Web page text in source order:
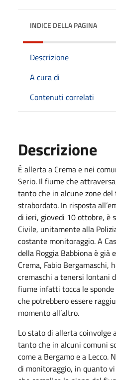
INDICE DELLA PAGINA
Descrizione
A cura di
Contenuti correlati
Descrizione
È allerta a Crema e nei
Serio. Il fiume che
tanto che in alcune zone
strabordato. In risposta
di ieri, giovedi 10 ottobre, è
Civile, unitamente alla
costante monitoraggio. A
della Roggia Babbiona è già
Crema, Fabio
cremaschi a tenersi lontani
fiume infatti tocca le
che potrebbero essere
momento all’altro.
Lo stato di allerta coinvolge
tanto che in alcuni comuni
come a Bergamo e a Lecco.
di monitoraggio, in quanto vi